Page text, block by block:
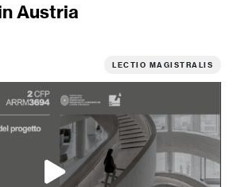
Austria
LECTIO MAGISTRALIS